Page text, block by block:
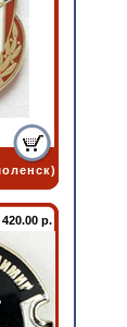
420.00 р.